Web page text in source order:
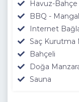
Havuz-Bahçe
BBQ - Mangal
Internet
Saç Kurutma
Bahçeli
Doğa
Sauna